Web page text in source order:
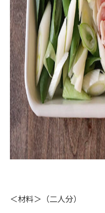
＜材料＞（二人分）